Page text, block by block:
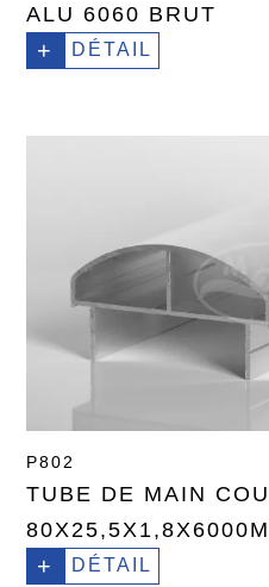
ALU 6060 BRUT
+ DÉTAIL
P802
TUBE DE MAIN
+ DÉTAIL